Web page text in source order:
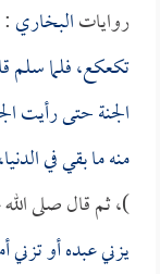
رواياتالبخاري
تكعكع، فلما سلم
الجنة حتى رأيت
منه ما بقي في
)، ثم قال صلى
يزني عبده أو تزني